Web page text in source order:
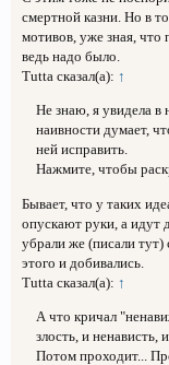
смертной казни. Но в
мотивов, уже зная, что
ведь надо было.
Tutta сказал(а): ↑
Не знаю, я увидела в
наивности думает,
ней исправить.
Нажмите, чтобы
Бывает, что у таких
опускают руки, а идут
убрали же (писали тут)
этого и добивались.
Tutta сказал(а): ↑
А что кричал
злость, и
Потом проходит...